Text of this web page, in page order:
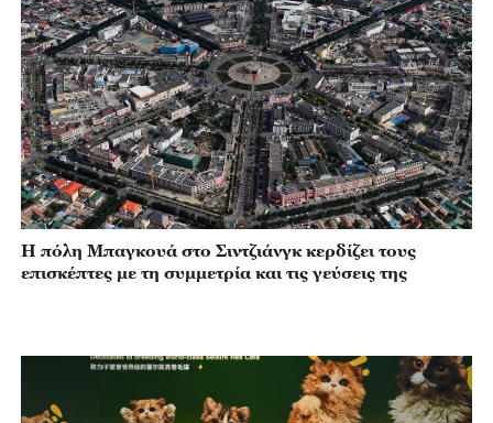
Η πόλη Μπαγκουά στο Σιντζιάνγκ κερδίζει τους
επισκέπτες με τη συμμετρία και τις γεύσεις της